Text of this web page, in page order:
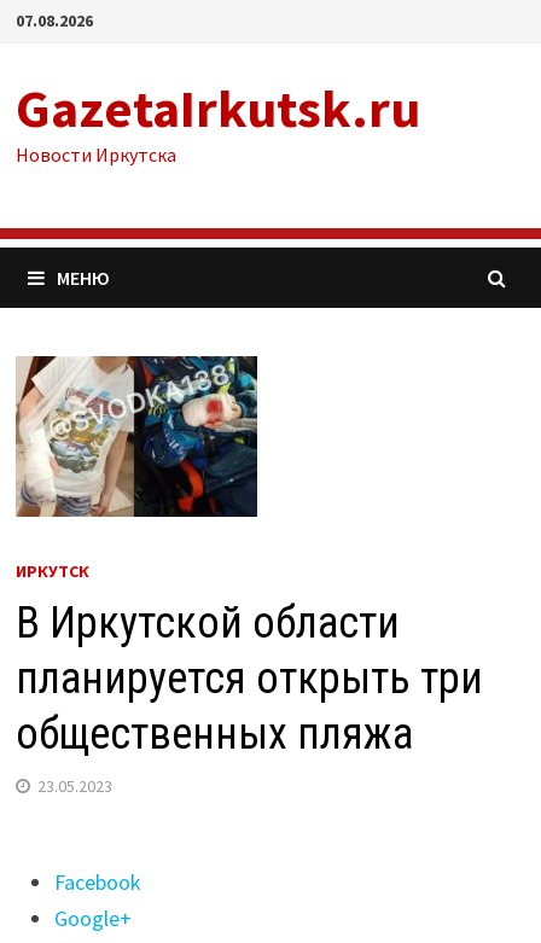
Перейти
07.08.2026
GazetaIrkutsk.ru
Новости Иркутска
МЕНЮ
ИРКУТСК
В Иркутской области
планируется открыть три
общественных пляжа
23.05.2023
Поделиться
"В
Facebook
Google+